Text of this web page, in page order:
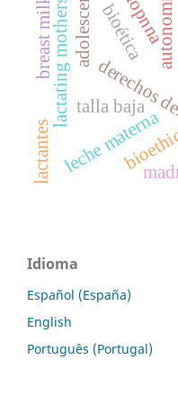
bioéticaautonomía
adolescente lopnna
leche materna
lactating mothers
b
r
e
a
s
t
m
i
l
k
talla baja
lactantes
Idioma
Español (España)
English
Português (Portugal)